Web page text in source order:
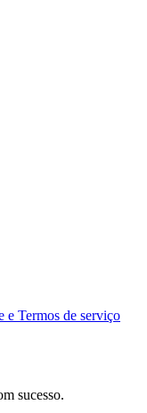
e Termos de serviço
sucesso.